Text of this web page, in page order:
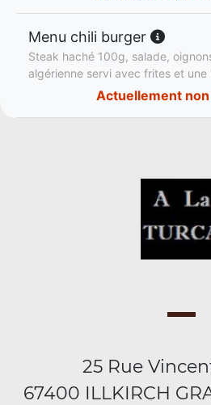
Menu chili burger
Steak haché 100g, salade,
algérienne servi avec frites et une
Actuellement
25 Rue
67400 ILLKIRCH